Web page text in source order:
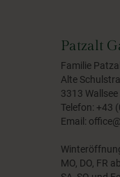
Patzalt
Familie
Alte
3313 Wallsee
Telefon: +43
Email:
MO, DO, FR